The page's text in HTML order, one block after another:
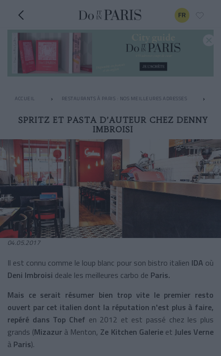
FR
ACCUEIL RESTAURANTS À PARIS : NOS MEILLEURES ADRESSES
SPRITZ ET PASTA D’AUTEUR CHEZ DENNY
IMBROISI
04.05.2017
Il est connu comme le loup blanc pour son bistro italien IDA où
Deni Imbroisi deale les meilleures carbo de Paris.
Mais ce serait résumer bien trop vite le premier resto
ouvert par cet italien dont la réputation n'est plus à faire,
repéré dans Top Chef en 2012 et est passé chez les plus
grands (Mizazur à Menton, Ze Kitchen Galerieet Jules Verne
à Paris).